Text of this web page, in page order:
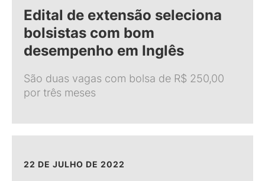
Edital de extensão seleciona
bolsistas com bom
desempenho em Inglês
São duas vagas com bolsa de R$ 250,00
por três meses
22 DE JULHO DE 2022